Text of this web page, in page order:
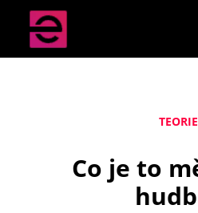
TEORIE
Co je to